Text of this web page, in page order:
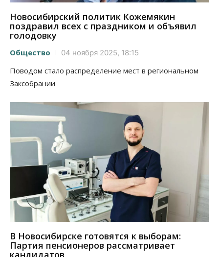
Новосибирский политик Кожемякин
поздравил всех с праздником и объявил
голодовку
Общество 04 ноября 2025, 18:15
Поводом стало распределение мест в региональном
Заксобрании
В Новосибирске готовятся к выборам:
Партия пенсионеров рассматривает